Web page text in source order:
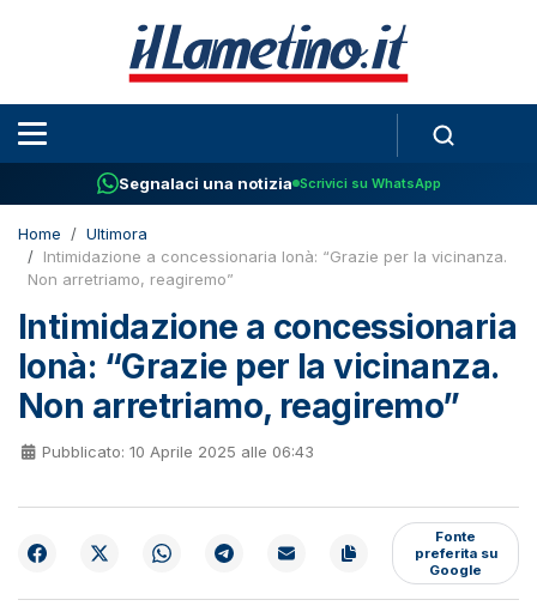
Segnalaci una notizia Scrivici su WhatsApp
Home
Ultimora
Intimidazione a concessionaria Ionà: “Grazie per la vicinanza.
Non arretriamo, reagiremo”
Intimidazione a concessionaria
Ionà: “Grazie per la vicinanza.
Non arretriamo, reagiremo”
Pubblicato: 10 Aprile 2025 alle 06:43
Fonte
preferita su
Google